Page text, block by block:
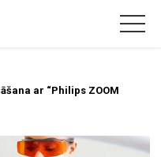
ar “Philips ZOOM